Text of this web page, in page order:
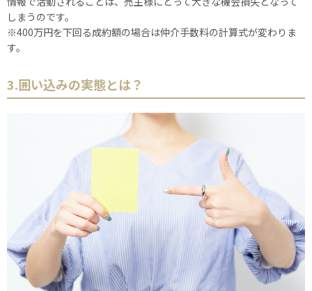
しまうのです。
※400万円を下回る成約額の場合は仲介手数料の計算式が変わりま
す。
3.囲い込みの実態とは？